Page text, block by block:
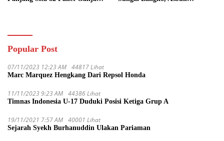
Popular Post
07/11/2023 12:23 AM 44817 Lihat
Marc Marquez Hengkang Dari Repsol Honda
11/11/2023 9:23 AM 44386 Lihat
Timnas Indonesia U-17 Duduki Posisi Ketiga Grup A
19/11/2021 7:57 AM 40001 Lihat
Sejarah Syekh Burhanuddin Ulakan Pariaman